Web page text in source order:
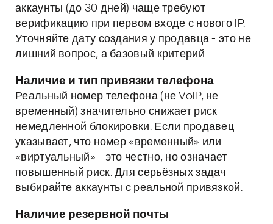
аккаунты (до 30 дней) чаще требуют
верификацию при первом входе с нового IP.
Уточняйте дату создания у продавца - это не
лишний вопрос, а базовый критерий.
Наличие и тип привязки телефона
Реальный номер телефона (не VoIP, не
временный) значительно снижает риск
немедленной блокировки. Если продавец
указывает, что номер «временный» или
«виртуальный» - это честно, но означает
повышенный риск. Для серьёзных задач
выбирайте аккаунты с реальной привязкой.
Наличие резервной почты